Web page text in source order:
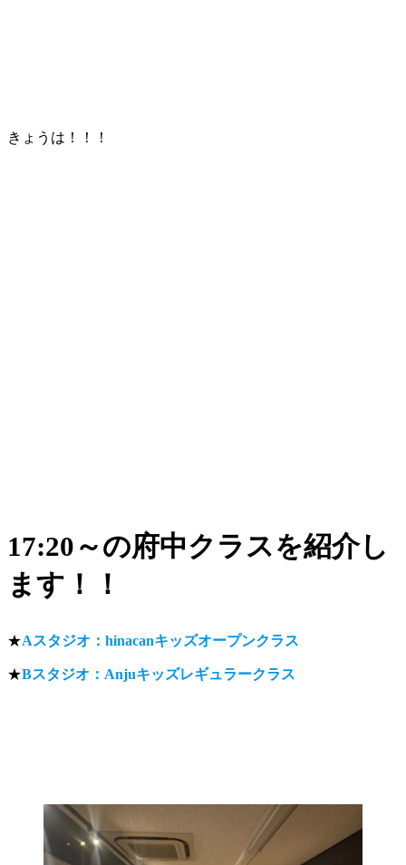
きょうは！！！
17:20～の府中クラスを紹介し
ます！！
★Aスタジオ：hinacanキッズオープンクラス
★Bスタジオ：Anjuキッズレギュラークラス